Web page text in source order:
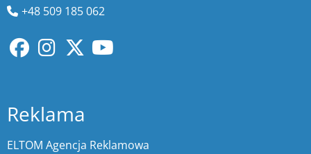
+48 509 185 062
Reklama
ELTOM Agencja Reklamowa